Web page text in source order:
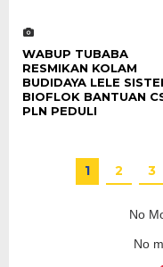
WABUP TUBABA
RESMIKAN KOLAM
BUDIDAYA LELE
BIOFLOK BANTUAN
PLN PEDULI
1 2 3
No
No